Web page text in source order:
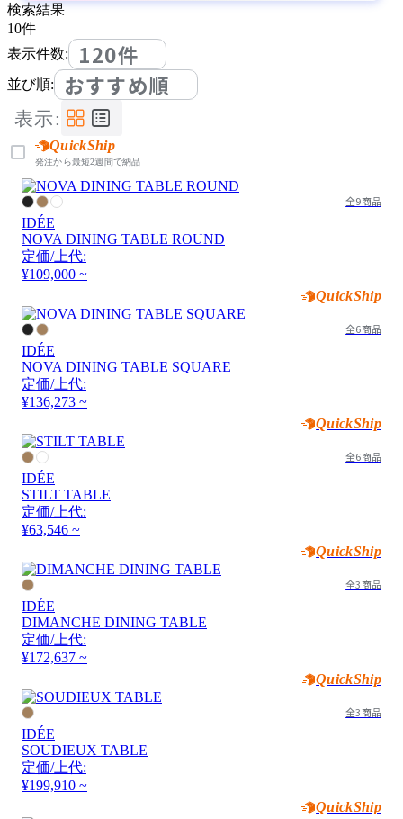
検索結果
10件
表示件数:
120件
並び順: おすすめ順
表示:
QuickShip
発注から最短2週間で納品
全9商品
IDÉE
NOVA DINING TABLE ROUND
定価/上代:
¥109,000 ~
QuickShip
全6商品
IDÉE
NOVA DINING TABLE SQUARE
定価/上代:
¥136,273 ~
QuickShip
全6商品
IDÉE
STILT TABLE
定価/上代:
¥63,546 ~
QuickShip
全3商品
IDÉE
DIMANCHE DINING TABLE
定価/上代:
¥172,637 ~
QuickShip
全3商品
IDÉE
SOUDIEUX TABLE
定価/上代:
¥199,910 ~
QuickShip